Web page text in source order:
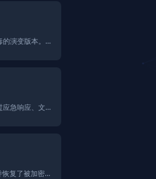
Hunters International是一种基于RaaS（勒索软件即服务）模式运营的勒索病毒组织，起源于2023年，可能是Hive勒索病毒的演变版本。通过DLS（数据泄露网站）公开受害者数据，猎物包括企业和上市公司，如Exela Technologies，其数据泄露案例引发广泛关注。本文详细解析Hunters组织的攻击模式、技术特点及其对企业的威胁，并提供暗网泄露平台的访问方式与界面展示。了解此类勒索病毒家族有助于提升网络安全意识和保护企业关键数据。
SolarSecurity成功解密了Phobos勒索病毒的jopanaxye变种，恢复了某集团公司12台服务器上3.97TB的加密数据。团队通过应急响应、文件解密及后门排查，帮助企业恢复数据并加强系统防护，防止类似勒索攻击再次发生。
SolarSecurity成功应对Phobos勒索病毒2700变种，通过RDP暴力破解入侵企业服务器并加密近4TB的数据。团队迅速解密并恢复了被加密的文件，排查了多个后门并加强了系统安全防护，帮助企业提高抵御勒索病毒的能力。